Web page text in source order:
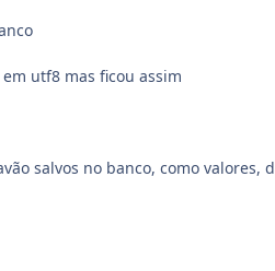
utf8 mas ficou assim
salvos no banco, como valores,